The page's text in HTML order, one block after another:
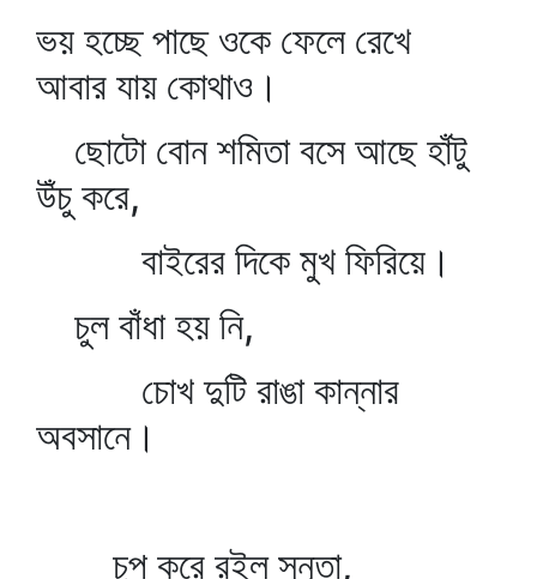
ভয় হচ্ছে পাছে ওকে ফেলে রেখে
আবার যায় কোথাও।
ছোটো বোন শমিতা বসে আছে হাঁটু
উঁচু করে,
বাইরের দিকে মুখ ফিরিয়ে।
চুল বাঁধা হয় নি,
চোখ দুটি রাঙা কান্নার
অবসানে।
চুপ করে রইল সুনৃতা,